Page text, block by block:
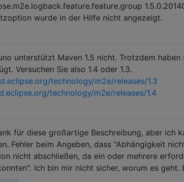
wurde in der Hilfe nicht angezeigt.
unterstützt Maven 1.5 nicht. Trotzdem haben
Versuchen Sie also 1.4 oder 1.3.
technology/m2e/releases/1.3
technology/m2e/releases/1.4
für diese großartige Beschreibung, aber ich
Fehler beim Angeben, dass "Abhängigkeit
nicht abschließen, da ein oder mehrere
Ich bin mir nicht sicher, worum es geht.